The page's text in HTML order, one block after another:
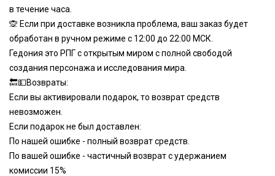
в течение часа.
🙊 Если при доставке возникла проблема, ваш заказ будет
обработан в ручном режиме с 12:00 до 22:00 МСК.
Гедония это РПГ с открытым миром с полной свободой
создания персонажа и исследования мира.
🔙💵Возвраты:
Если вы активировали подарок, то возврат средств
невозможен.
Если подарок не был доставлен:
По нашей ошибке - полный возврат средств.
По вашей ошибке - частичный возврат с удержанием
комиссии 15%